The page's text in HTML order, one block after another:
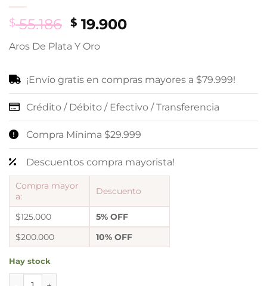
$55.186 Original
was:
$ 19.900Current
Aros De Plata Y Oro
¡Envío gratis en compras mayores a $79.999!
Crédito / Débito / Efectivo / Transferencia
Compra Mínima $29.999
Descuentos compra mayorista!
Compra mayor
a:
Descuento
$125.000
5% OFF
$200.000
10% OFF
Hay stock
Aros Plata Y Oro bulgar Con Cubic Green cantidad